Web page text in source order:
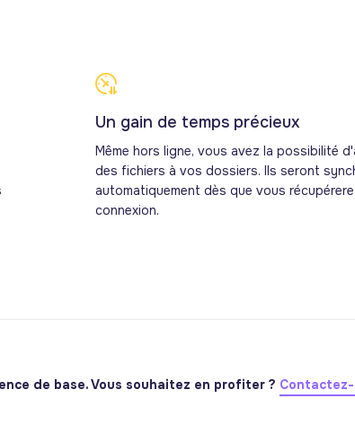
Un gain de temps précieux
Même hors ligne, vous avez la possibilité
des fichiers à vos dossiers. Ils seront
automatiquement dès que vous
connexion.
de base. Vous souhaitez en profiter ?